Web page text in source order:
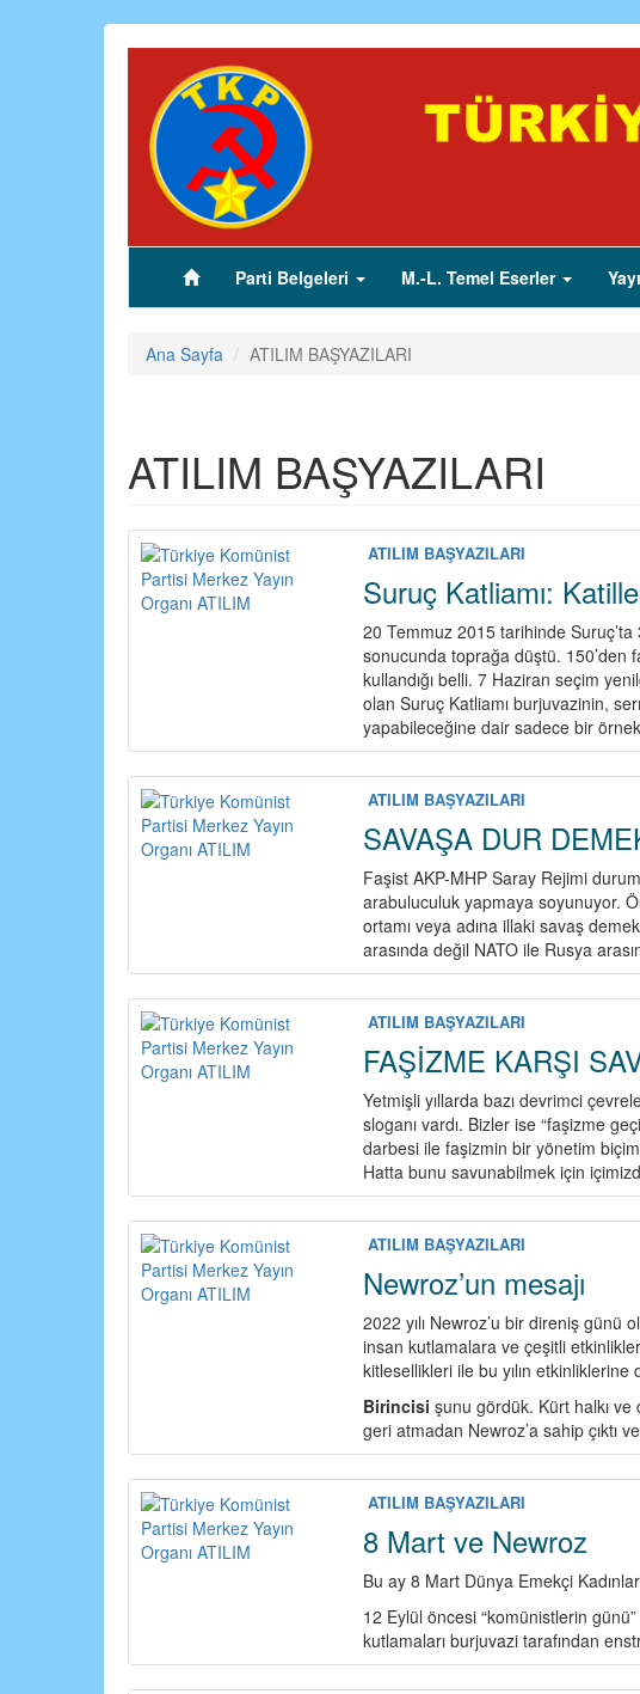
(current)Parti Belgeleri M.-L. Temel Eserler
Ana Sayfa ATILIM BAŞYAZILARI
ATILIM BAŞYAZILARI
ATILIM BAŞYAZILARI
Suruç Katliamı:
20 Temmuz 2015 tarihinde Suruç’ta
sonucunda toprağa düştü. 150’den
kullandığı belli. 7 Haziran seçim
olan Suruç Katliamı burjuvazinin,
yapabileceğine dair sadece bir
ATILIM BAŞYAZILARI
SAVAŞA DUR
Faşist AKP-MHP Saray Rejimi
arabuluculuk yapmaya soyunuyor.
ortamı veya adına illaki savaş
arasında değil NATO ile Rusya
ATILIM BAŞYAZILARI
FAŞİZME KARŞI
Yetmişli yıllarda bazı devrimci
sloganı vardı. Bizler ise “faşizme
darbesi ile faşizmin bir yönetim
Hatta bunu savunabilmek için
ATILIM BAŞYAZILARI
Newroz’un mesajı
2022 yılı Newroz’u bir direniş günü
insan kutlamalara ve çeşitli
kitlesellikleri ile bu yılın etkinliklerine
Birincisi şunu gördük. Kürt halkı ve
geri atmadan Newroz’a sahip çıktı
ATILIM BAŞYAZILARI
8 Mart ve Newroz
Bu ay 8 Mart Dünya Emekçi
12 Eylül öncesi “komünistlerin
kutlamaları burjuvazi tarafından